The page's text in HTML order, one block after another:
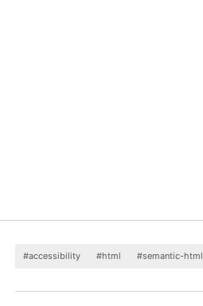
#accessibility #html #semantic-html